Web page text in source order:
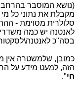
(נושא המוסבר
מקבלת את נתוני כל
סלולרית מסוימת -
לאנטנה יש כמה
בסה"כ לאנטנה\לסקטור אחד
כמובן, שלמשטרה אין
הזה, למעט מידע על
חי".